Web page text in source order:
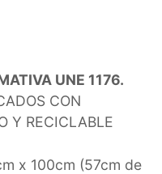
UNE 1176.
CON
Y RECICLABLE
x 100cm (57cm de